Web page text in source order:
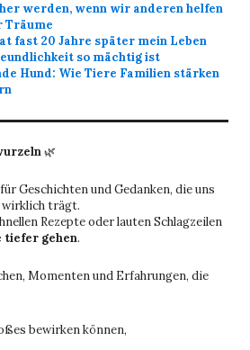
werden, wenn wir anderen helfen
Träume
fast 20 Jahre später mein Leben
so mächtig ist
Hund: Wie Tiere Familien stärken
🌿
Geschichten und Gedanken, die uns
wirklich trägt.
Rezepte oder lauten Schlagzeilen
tiefer gehen.
Momenten und Erfahrungen, die
bewirken können,